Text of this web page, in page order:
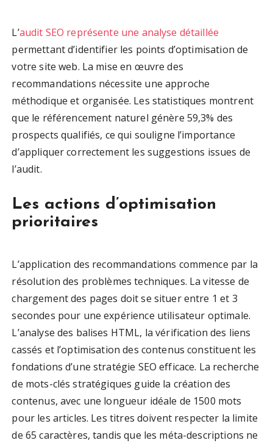
L’audit SEO représente une analyse détaillée
permettant d’identifier les points d’optimisation de
votre site web. La mise en œuvre des
recommandations nécessite une approche
méthodique et organisée. Les statistiques montrent
que le référencement naturel génère 59,3% des
prospects qualifiés, ce qui souligne l’importance
d’appliquer correctement les suggestions issues de
l’audit.
Les actions d’optimisation
prioritaires
L’application des recommandations commence par la
résolution des problèmes techniques. La vitesse de
chargement des pages doit se situer entre 1 et 3
secondes pour une expérience utilisateur optimale.
L’analyse des balises HTML, la vérification des liens
cassés et l’optimisation des contenus constituent les
fondations d’une stratégie SEO efficace. La recherche
de mots-clés stratégiques guide la création des
contenus, avec une longueur idéale de 1500 mots
pour les articles. Les titres doivent respecter la limite
de 65 caractères, tandis que les méta-descriptions ne